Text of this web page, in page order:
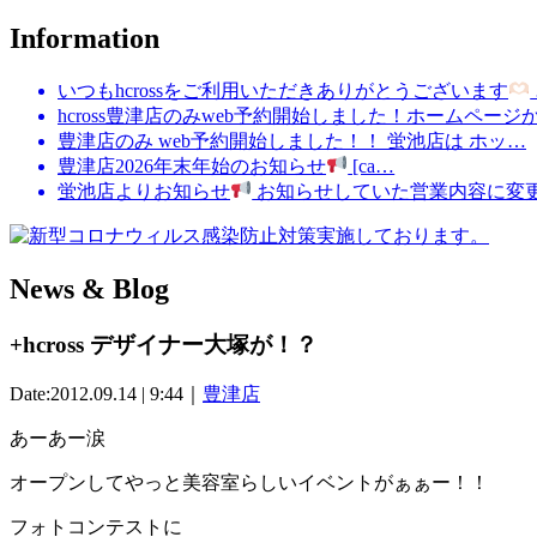
Information
いつもhcrossをご利用いただきありがとうございます
hcross豊津店のみweb予約開始しました！ホームページ
豊津店のみ web予約開始しました！！ 蛍池店は ホッ…
豊津店2026年末年始のお知らせ
[ca…
蛍池店よりお知らせ
お知らせしていた営業内容に変
News & Blog
+hcross デザイナー大塚が！？
Date:2012.09.14 | 9:44｜ 豊津店
あーあー涙
オープンしてやっと美容室らしいイベントがぁぁー！！
フォトコンテストに